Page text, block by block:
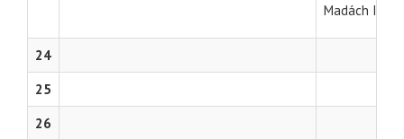
Madách Imre
24
25
26